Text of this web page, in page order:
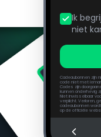
Ik
niet
Cadeaubonnen zijn
code niet met
Codes zijn
kunnen onderhevig
Niet inwisselbaar
verplicht. Verloren,
cadeaubonnen
op de officiële